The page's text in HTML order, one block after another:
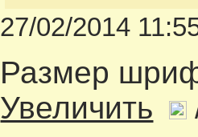
27/02/2014
Размер
Увеличить